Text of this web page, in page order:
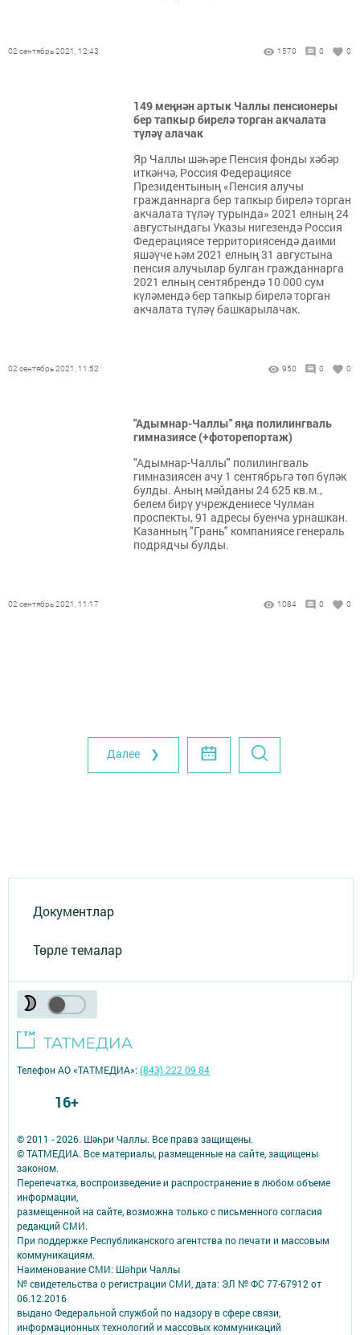
02 сентябрь 2021, 12:43 1570 0 0
149 меңнән артык Чаллы пенсионеры
бер тапкыр бирелә торган акчалата
түләү алачак
Яр Чаллы шәһәре Пенсия фонды хәбәр
иткәнчә, Россия Федерациясе
Президентының «Пенсия алучы
гражданнарга бер тапкыр бирелә торган
акчалата түләү турында» 2021 елның 24
августындагы Указы нигезендә Россия
Федерациясе территориясендә даими
яшәүче һәм 2021 елның 31 августына
пенсия алучылар булган гражданнарга
2021 елның сентябрендә 10 000 сум
күләмендә бер тапкыр бирелә торган
акчалата түләү башкарылачак.
02 сентябрь 2021, 11:52 950 0 0
"Адымнар-Чаллы" яңа полилингваль
гимназиясе (+фоторепортаж)
"Адымнар-Чаллы" полилингваль
гимназиясен ачу 1 сентябрьгә төп бүләк
булды. Аның мәйданы 24 625 кв.м.,
белем бирү учреждениесе Чулман
проспекты, 91 адресы буенча урнашкан.
Казанның "Грань" компаниясе генераль
подрядчы булды.
02 сентябрь 2021, 11:17 1084 0 0
Далее ❯
Документлар
Төрле темалар
© 2011 - 2026. Шәһри Чаллы. Все права защищены.
© ТАТМЕДИА. Все материалы, размещенные на сайте, защищены
законом.
Перепечатка, воспроизведение и распространение в любом объеме
информации,
размещенной на сайте, возможна только с письменного согласия
редакций СМИ.
При поддержке Республиканского агентства по печати и массовым
коммуникациям.
Наименование СМИ: Шəhри Чаллы
№ свидетельства о регистрации СМИ, дата: ЭЛ № ФС 77-67912 от
06.12.2016
выдано Федеральной службой по надзору в сфере связи,
информационных технологий и массовых коммуникаций
Телефон АО «ТАТМЕДИА»:(843) 222 09 84
16+